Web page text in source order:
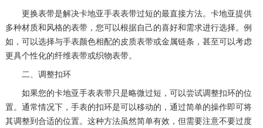
更换表带是解决卡地亚手表表带过短的最直接方法。卡地亚提供
多种材质和风格的表带，您可以根据自己的喜好和需求进行选择。例
如，可以选择与手表颜色相配的皮质表带或金属链条，甚至可以考虑
更具个性化的纤维表带或织物表带。
二、调整扣环
如果您的卡地亚手表表带只是略微过短，可以尝试调整扣环的位
置。通常情况下，手表的扣环是可以移动的，通过简单的操作即可将
其调整到合适的位置。这种方法虽然简单有效，但需要注意不要过度